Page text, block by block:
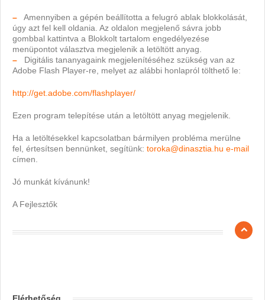
– Amennyiben a gépén beállította a felugró ablak blokkolását,
úgy azt fel kell oldania. Az oldalon megjelenő sávra jobb
gombbal kattintva a Blokkolt tartalom engedélyezése
menüpontot választva megjelenik a letöltött anyag.
– Digitális tananyagaink megjelenítéséhez szükség van az
Adobe Flash Player-re, melyet az alábbi honlapról tölthető le:
http://get.adobe.com/flashplayer/
Ezen program telepítése után a letöltött anyag megjelenik.
Ha a letöltésekkel kapcsolatban bármilyen probléma merülne
fel, értesítsen bennünket, segítünk: toroka@dinasztia.hu e-mail
címen.
Jó munkát kívánunk!
A Fejlesztők